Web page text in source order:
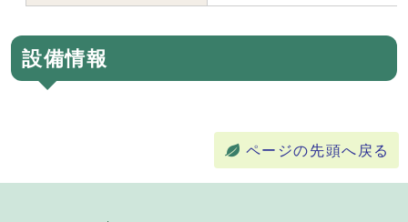
設備情報
ページの先頭へ戻る